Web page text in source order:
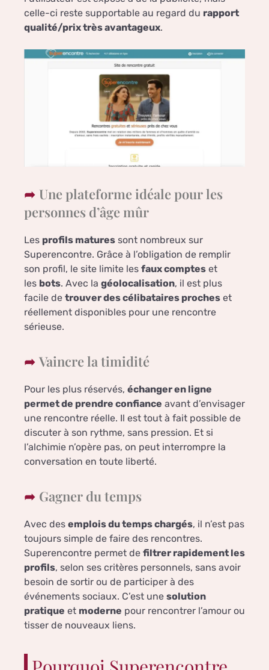
celle-ci reste supportable au regard du rapport
qualité/prix très avantageux.
Une plateforme idéale pour les
personnes d’âge mûr
Les profils matures sont nombreux sur
Superencontre. Grâce à l’obligation de remplir
son profil, le site limite les faux comptes et
les bots. Avec la géolocalisation, il est plus
facile de trouver des célibataires proches et
réellement disponibles pour une rencontre
sérieuse.
Vaincre la timidité
Pour les plus réservés, échanger en ligne
permet de prendre confiance avant d’envisager
une rencontre réelle. Il est tout à fait possible de
discuter à son rythme, sans pression. Et si
l’alchimie n’opère pas, on peut interrompre la
conversation en toute liberté.
Gagner du temps
Avec des emplois du temps chargés, il n’est pas
toujours simple de faire des rencontres.
Superencontre permet de filtrer rapidement les
profils, selon ses critères personnels, sans avoir
besoin de sortir ou de participer à des
événements sociaux. C’est une solution
pratique et moderne pour rencontrer l’amour ou
tisser de nouveaux liens.